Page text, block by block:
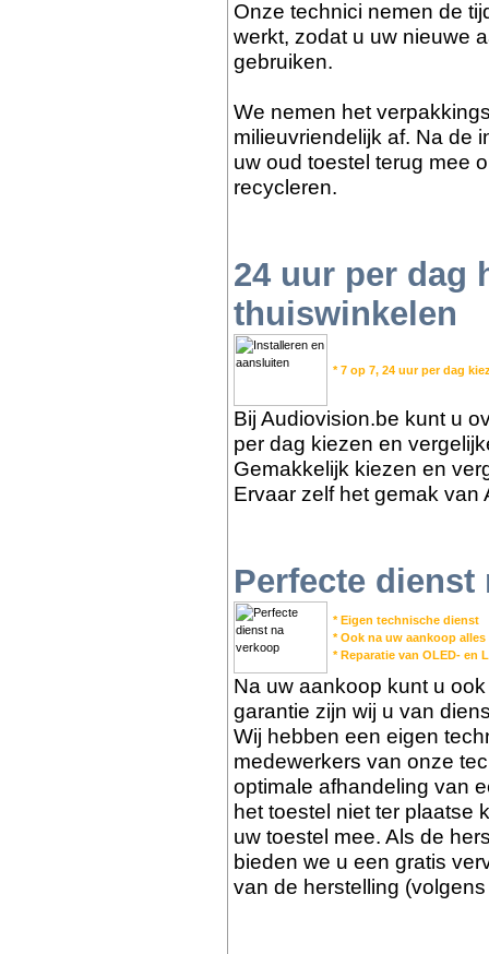
Onze technici nemen de
werkt, zodat u uw nieuwe
gebruiken.
We nemen het
milieuvriendelijk af. Na de
uw oud toestel terug mee
recycleren.
24 uur per dag
thuiswinkelen
* 7 op 7, 24 uur per dag
Bij Audiovision.be kunt u
per dag kiezen en
Gemakkelijk kiezen en
Ervaar zelf het gemak van
Perfecte dienst
* Eigen technische dienst
* Ook na uw aankoop
* Reparatie van OLED- en
Na uw aankoop kunt u
garantie zijn wij u van
Wij hebben een eigen
medewerkers van onze
optimale afhandeling van
het toestel niet ter plaatse
uw toestel mee. Als de
bieden we u een gratis
van de herstelling